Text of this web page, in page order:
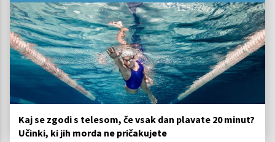
Kaj se zgodi s telesom, če vsak dan plavate 20 minut?
Učinki, ki jih morda ne pričakujete